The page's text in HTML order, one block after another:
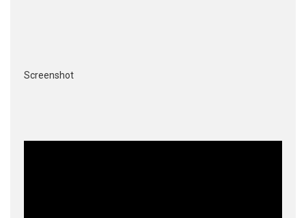
Screenshot